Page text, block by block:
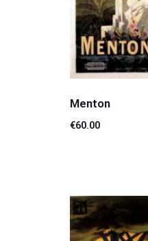
Menton
€60.00